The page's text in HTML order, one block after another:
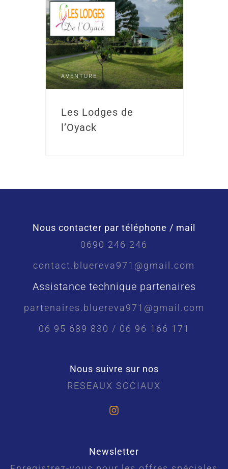
AVENTURE
Les Lodges de
l’Oyack
Nous contacter par téléphone / mail
0690 246 246
contact.bluereva971@gmail.com
Assistance technique partenaires
partenaires.bluereva971@gmail.com
06 95 689 830 / 06 96 166 171
Nous suivre sur nos
RESEAUX SOCIAUX
Newsletter